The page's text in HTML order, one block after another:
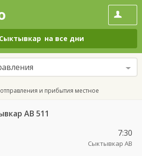
Сыктывкар на все дни
и прибытия местное
АВ 511
7:30
Сыктывкар АВ